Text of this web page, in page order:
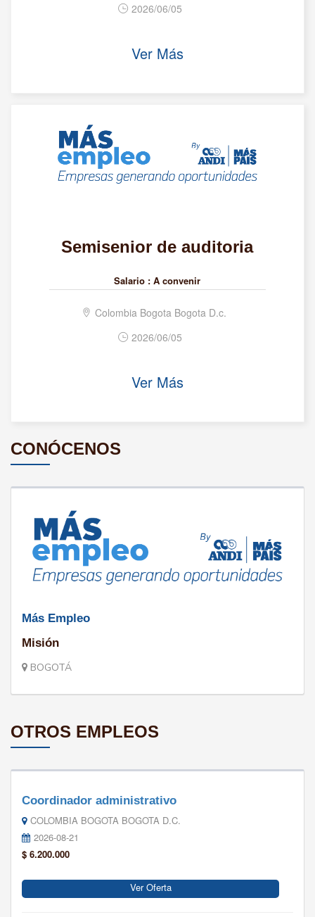
2026/06/05
Ver Más
Semisenior de auditoria
Salario : A convenir
Colombia Bogota Bogota D.c.
2026/06/05
Ver Más
CONÓCENOS
Más Empleo
Misión
BOGOTÁ
OTROS EMPLEOS
Coordinador administrativo
COLOMBIA BOGOTA BOGOTA D.C.
2026-08-21
$ 6.200.000
Ver Oferta